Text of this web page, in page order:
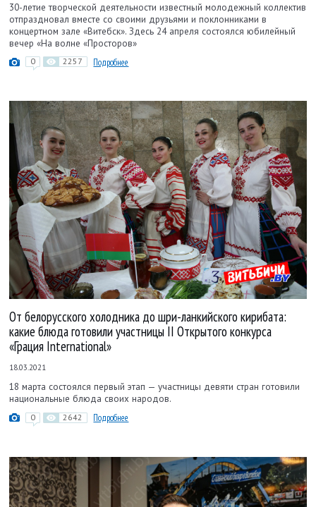
30-летие творческой деятельности известный молодежный коллектив
отпраздновал вместе со своими друзьями и поклонниками в
концертном зале «Витебск». Здесь 24 апреля состоялся юбилейный
вечер «На волне «Просторов»
0 2257 Подробнее
От белорусского холодника до шри-ланкийского кирибата:
какие блюда готовили участницы II Открытого конкурса
«Грация International»
18.03.2021
18 марта состоялся первый этап — участницы девяти стран готовили
национальные блюда своих народов.
0 2642 Подробнее